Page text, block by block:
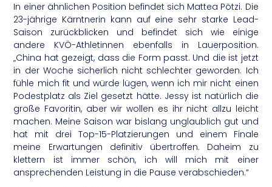
In einer ähnlichen Position befindet sich Mattea Pötzi. Die
23-jährige Kärntnerin kann auf eine sehr starke Lead-
Saison zurückblicken und befindet sich wie einige
andere KVÖ-Athletinnen ebenfalls in Lauerposition.
„China hat gezeigt, dass die Form passt. Und die ist jetzt
in der Woche sicherlich nicht schlechter geworden. Ich
fühle mich fit und würde lügen, wenn ich mir nicht einen
Podestplatz als Ziel gesetzt hätte. Jessy ist natürlich die
große Favoritin, aber wir wollen es ihr nicht allzu leicht
machen. Meine Saison war bislang unglaublich gut und
hat mit drei Top-15-Platzierungen und einem Finale
meine Erwartungen definitiv übertroffen. Daheim zu
klettern ist immer schön, ich will mich mit einer
ansprechenden Leistung in die Pause verabschieden.“